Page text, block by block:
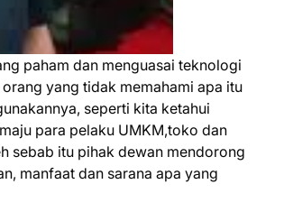
paham dan menguasai teknologi
yang tidak memahami apa itu
seperti kita ketahui
para pelaku UMKM,toko dan
sebab itu pihak dewan mendorong
manfaat dan sarana apa yang